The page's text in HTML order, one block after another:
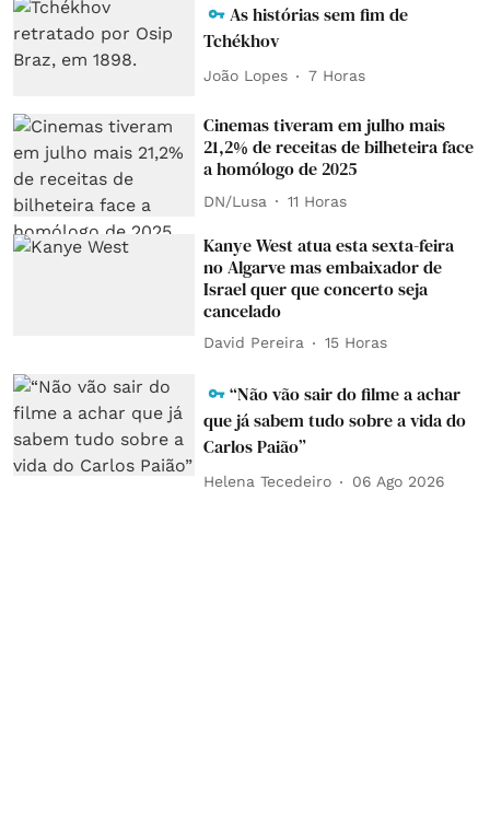
As histórias sem fim de
Tchékhov
João Lopes 7 Horas
Cinemas tiveram em julho mais
21,2% de receitas de bilheteira face
a homólogo de 2025
DN/Lusa 11 Horas
Kanye West atua esta sexta-feira
no Algarve mas embaixador de
Israel quer que concerto seja
cancelado
David Pereira 15 Horas
“Não vão sair do filme a achar
que já sabem tudo sobre a vida do
Carlos Paião”
Helena Tecedeiro 06 Ago 2026